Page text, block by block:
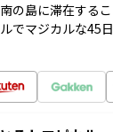
の島に滞在する
でマジカルな45